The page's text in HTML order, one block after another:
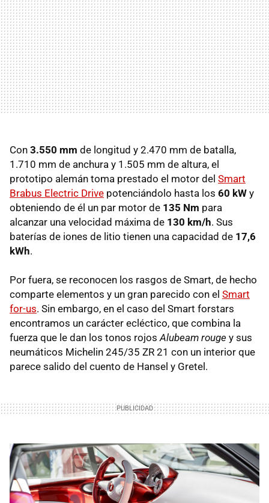
Con 3.550 mm de longitud y 2.470 mm de batalla,
1.710 mm de anchura y 1.505 mm de altura, el
prototipo alemán toma prestado el motor del Smart
Brabus Electric Drive potenciándolo hasta los 60 kW y
obteniendo de él un par motor de 135 Nm para
alcanzar una velocidad máxima de 130 km/h. Sus
baterías de iones de litio tienen una capacidad de 17,6
kWh.
Por fuera, se reconocen los rasgos de Smart, de hecho
comparte elementos y un gran parecido con el Smart
for-us. Sin embargo, en el caso del Smart forstars
encontramos un carácter ecléctico, que combina la
fuerza que le dan los tonos rojos Alubeam rouge y sus
neumáticos Michelin 245/35 ZR 21 con un interior que
parece salido del cuento de Hansel y Gretel.